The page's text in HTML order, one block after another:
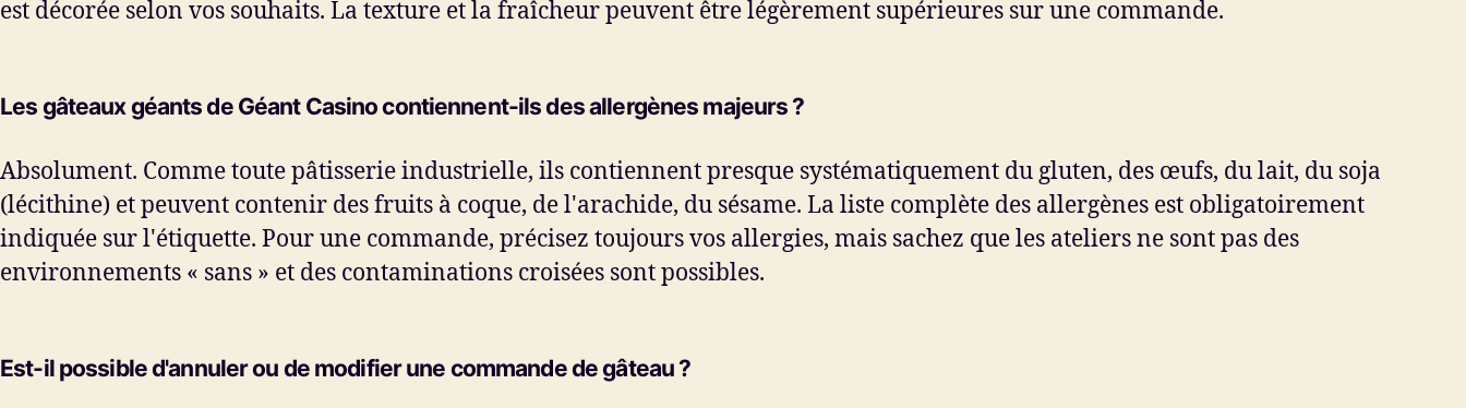
est décorée selon vos souhaits. La texture et la fraîcheur peuvent être légèrement supérieures sur une commande.
Les gâteaux géants de Géant Casino contiennent-ils des allergènes majeurs ?
Absolument. Comme toute pâtisserie industrielle, ils contiennent presque systématiquement du gluten, des œufs, du lait, du soja
(lécithine) et peuvent contenir des fruits à coque, de l'arachide, du sésame. La liste complète des allergènes est obligatoirement
indiquée sur l'étiquette. Pour une commande, précisez toujours vos allergies, mais sachez que les ateliers ne sont pas des
environnements « sans » et des contaminations croisées sont possibles.
Est-il possible d'annuler ou de modifier une commande de gâteau ?